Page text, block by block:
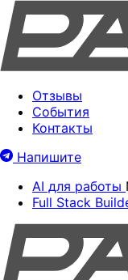
Отзывы
События
Контакты
Напишите
AI для работы
Full Stack